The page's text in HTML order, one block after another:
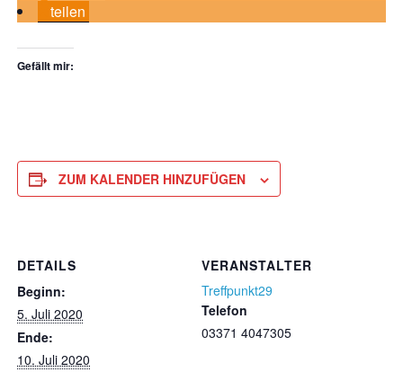
teilen
Gefällt mir:
ZUM KALENDER HINZUFÜGEN
DETAILS
Beginn:
5. Juli 2020
Ende:
10. Juli 2020
VERANSTALTER
Treffpunkt29
Telefon
03371 4047305